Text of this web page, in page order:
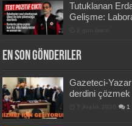
Tutuklanan
Gelişme:
En Son Gönderiler
Gazeteci-
derdini
1